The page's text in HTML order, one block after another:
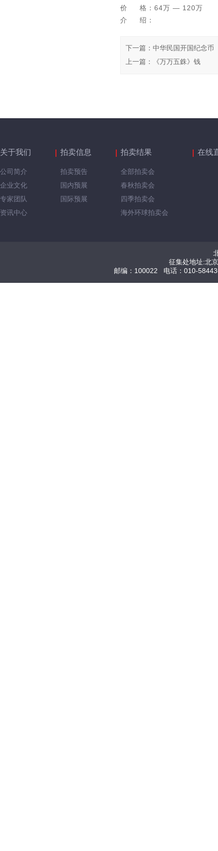
价 格：64万 — 120万
介 绍：
下一篇 ： 中华民国开国纪念币
上一篇 ： 《万万五銖》钱
关于我们
公司简介
企业文化
专家团队
资讯中心
拍卖信息
拍卖预告
国内预展
国际预展
拍卖结果
全部拍卖会
春秋拍卖会
四季拍卖会
海外环球拍卖会
在线
征集处地址:北
邮编：100022 电话：010-